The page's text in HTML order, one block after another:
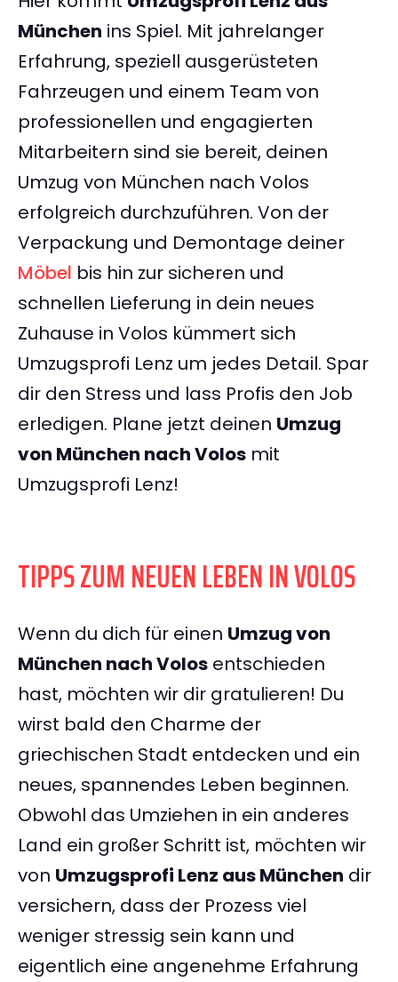
München ins Spiel. Mit jahrelanger
Erfahrung, speziell ausgerüsteten
Fahrzeugen und einem Team von
professionellen und engagierten
Mitarbeitern sind sie bereit, deinen
Umzug von München nach Volos
erfolgreich durchzuführen. Von der
Verpackung und Demontage deiner
Möbel bis hin zur sicheren und
schnellen Lieferung in dein neues
Zuhause in Volos kümmert sich
Umzugsprofi Lenz um jedes Detail. Spar
dir den Stress und lass Profis den Job
erledigen. Plane jetzt deinen Umzug
von München nach Volos mit
Umzugsprofi Lenz!
TIPPS ZUM NEUEN LEBEN IN VOLOS
Wenn du dich für einen Umzug von
München nach Volos entschieden
hast, möchten wir dir gratulieren! Du
wirst bald den Charme der
griechischen Stadt entdecken und ein
neues, spannendes Leben beginnen.
Obwohl das Umziehen in ein anderes
Land ein großer Schritt ist, möchten wir
von Umzugsprofi Lenz aus München dir
versichern, dass der Prozess viel
weniger stressig sein kann und
eigentlich eine angenehme Erfahrung